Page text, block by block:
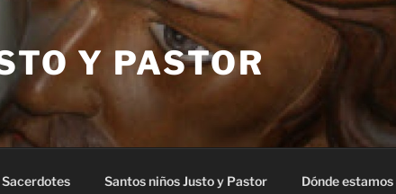
Y PASTOR
Sacerdotes Santos niños Justo y Pastor Dónde estamos